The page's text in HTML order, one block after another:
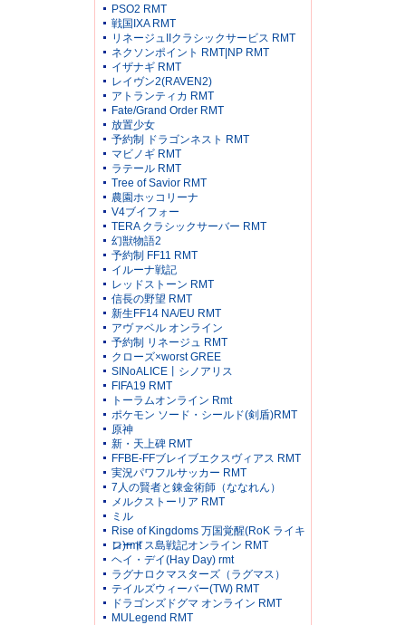
PSO2 RMT
戦国IXA RMT
リネージュIIクラシックサービス RMT
ネクソンポイント RMT|NP RMT
イザナギ RMT
レイヴン2(RAVEN2)
アトランティカ RMT
Fate/Grand Order RMT
放置少女
予約制 ドラゴンネスト RMT
マビノギ RMT
ラテール RMT
Tree of Savior RMT
農園ホッコリーナ
V4ブイフォー
TERA クラシックサーバー RMT
幻獣物語2
予約制 FF11 RMT
イルーナ戦記
レッドストーン RMT
信長の野望 RMT
新生FF14 NA/EU RMT
アヴァベル オンライン
予約制 リネージュ RMT
クローズ×worst GREE
SINoALICE丨シノアリス
FIFA19 RMT
トーラムオンライン Rmt
ポケモン ソード・シールド(剣盾)RMT
原神
新・天上碑 RMT
FFBE-FFブレイブエクスヴィアス RMT
実況パワフルサッカー RMT
7人の賢者と錬金術師（ななれん）
メルクストーリア RMT
ミル
Rise of Kingdoms 万国覚醒(RoK ライキ
ン)rmt
ロードス島戦記オンライン RMT
ヘイ・デイ(Hay Day) rmt
ラグナロクマスターズ（ラグマス）
テイルズウィーバー(TW) RMT
ドラゴンズドグマ オンライン RMT
MULegend RMT